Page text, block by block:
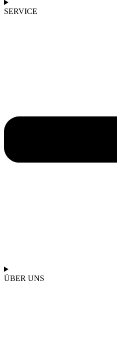
SERVICE
ÜBER UNS